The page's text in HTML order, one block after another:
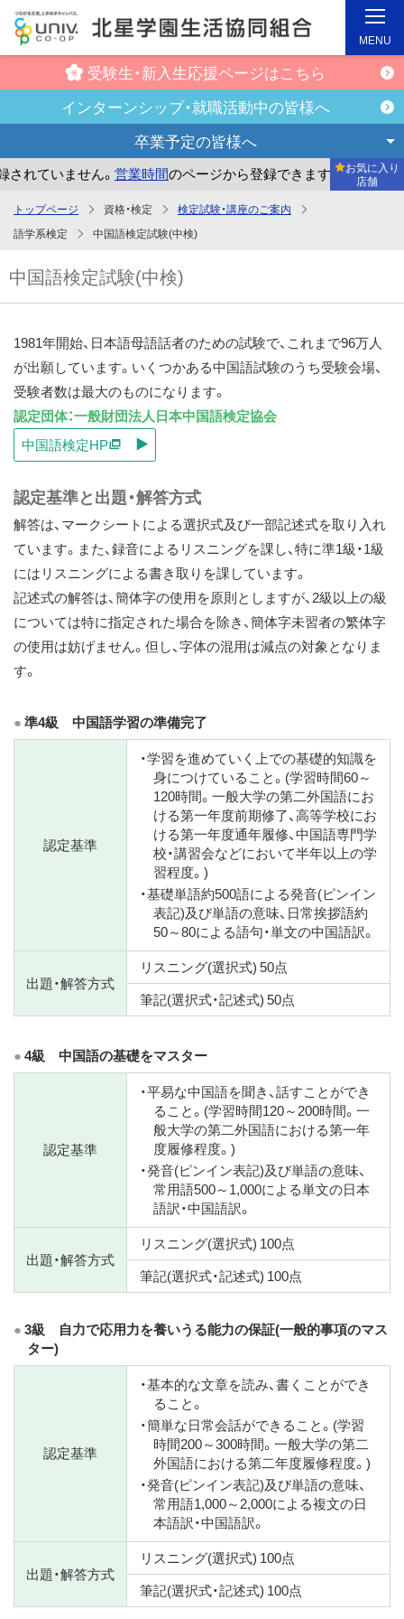
コ
ン
受験生・新入生応援ページはこちら
インターンシップ・就職活動中の皆様へ
卒業予定の皆様へ
いません。営業時間のページから登録できます。 まだお
お気に入り
店舗
MENU
トップページ 資格・検定
検定試験・講座のご案内
語学系検定
中国語検定試験(中検)
中国語検定試験(中検)
1981年開始、日本語母語話者のための試験で、これまで96万人
が出願しています。いくつかある中国語試験のうち受験会場、
受験者数は最大のものになります。
認定団体：一般財団法人日本中国語検定協会
中国語検定HP
認定基準と出題・解答方式
解答は、マークシートによる選択式及び一部記述式を取り入れ
ています。また、録音によるリスニングを課し、特に準1級・1級
にはリスニングによる書き取りを課しています。
記述式の解答は、簡体字の使用を原則としますが、2級以上の級
については特に指定された場合を除き、簡体字未習者の繁体字
の使用は妨げません。但し、字体の混用は減点の対象となりま
す。
準4級 中国語学習の準備完了
認定基準
・学習を進めていく上での基礎的知識を
身につけていること。(学習時間60～
120時間。一般大学の第二外国語にお
ける第一年度前期修了、高等学校にお
ける第一年度通年履修、中国語専門学
校・講習会などにおいて半年以上の学
習程度。)
・基礎単語約500語による発音(ピンイン
表記)及び単語の意味、日常挨拶語約
50～80による語句・単文の中国語訳。
出題・解答方式
リスニング(選択式) 50点
筆記(選択式・記述式) 50点
4級 中国語の基礎をマスター
認定基準
・平易な中国語を聞き、話すことができ
ること。(学習時間120～200時間。一
般大学の第二外国語における第一年
度履修程度。)
・発音(ピンイン表記)及び単語の意味、
常用語500～1,000による単文の日本
語訳・中国語訳。
出題・解答方式
リスニング(選択式) 100点
筆記(選択式・記述式) 100点
3級 自力で応用力を養いうる能力の保証(一般的事項のマス
ター)
認定基準
・基本的な文章を読み、書くことができ
ること。
・簡単な日常会話ができること。(学習
時間200～300時間。一般大学の第二
外国語における第二年度履修程度。)
・発音(ピンイン表記)及び単語の意味、
常用語1,000～2,000による複文の日
本語訳・中国語訳。
出題・解答方式
リスニング(選択式) 100点
筆記(選択式・記述式) 100点